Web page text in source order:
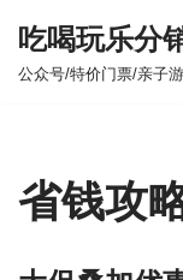
跳
吃喝玩乐分
公众号/特价门票/亲子
省钱攻